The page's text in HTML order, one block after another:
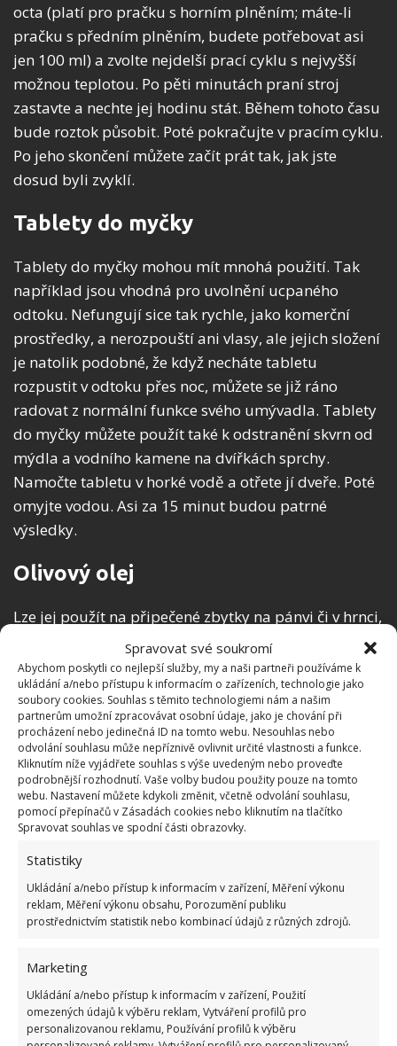
Spravovat své soukromí
Abychom poskytli co nejlepší služby, my a naši partneři používáme k
ukládání a/nebo přístupu k informacím o zařízeních, technologie jako
soubory cookies. Souhlas s těmito technologiemi nám a našim
partnerům umožní zpracovávat osobní údaje, jako je chování při
procházení nebo jedinečná ID na tomto webu. Nesouhlas nebo
odvolání souhlasu může nepříznivě ovlivnit určité vlastnosti a funkce.
Kliknutím níže vyjádřete souhlas s výše uvedeným nebo proveďte
podrobnější rozhodnutí. Vaše volby budou použity pouze na tomto
webu. Nastavení můžete kdykoli změnit, včetně odvolání souhlasu,
pomocí přepínačů v Zásadách cookies nebo kliknutím na tlačítko
Spravovat souhlas ve spodní části obrazovky.
Statistiky
Ukládání a/nebo přístup k informacím v zařízení, Měření výkonu
reklam, Měření výkonu obsahu, Porozumění publiku
prostřednictvím statistik nebo kombinací údajů z různých zdrojů.
Marketing
Ukládání a/nebo přístup k informacím v zařízení, Použití
omezených údajů k výběru reklam, Vytváření profilů pro
personalizovanou reklamu, Používání profilů k výběru
octa (platí pro pračku s horním plněním; máte-li
pračku s předním plněním, budete potřebovat asi
jen 100 ml) a zvolte nejdelší prací cyklu s nejvyšší
možnou teplotou. Po pěti minutách praní stroj
zastavte a nechte jej hodinu stát. Během tohoto času
bude roztok působit. Poté pokračujte v pracím cyklu.
Po jeho skončení můžete začít prát tak, jak jste
dosud byli zvyklí.
Tablety do myčky
Tablety do myčky mohou mít mnohá použití. Tak
například jsou vhodná pro uvolnění ucpaného
odtoku. Nefungují sice tak rychle, jako komerční
prostředky, a nerozpouští ani vlasy, ale jejich složení
je natolik podobné, že když necháte tabletu
rozpustit v odtoku přes noc, můžete se již ráno
radovat z normální funkce svého umývadla. Tablety
do myčky můžete použít také k odstranění skvrn od
mýdla a vodního kamene na dvířkách sprchy.
Namočte tabletu v horké vodě a otřete jí dveře. Poté
omyjte vodou. Asi za 15 minut budou patrné
výsledky.
Olivový olej
Lze jej použít na připečené zbytky na pánvi či v hrnci,
se kterými jste si neporadili v rámci mytí nádobí vy
či vaše myčka. Na skvrnu nalijte trochu oleje a vložte
na 20 minut do trouby. Připečená skvrna se rozpustí
a promění v kapalinu, kterou už snadno po
vychladnutí odstraníte.
Fotografie: Freepik
Alobal